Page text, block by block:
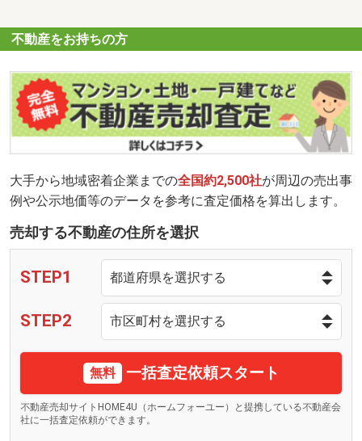
不動産をお持ちの方
大手から地域密着企業までの全国約2,500社が周辺の売出事
例や公示地価等のデータを参考に査定価格を算出します。
売却する不動産の住所を選択
STEP1
STEP2
無料 一括査定依頼スタート
不動産売却サイトHOME4U（ホームフォーユー）と提携している不動産会
社に一括査定依頼ができます。